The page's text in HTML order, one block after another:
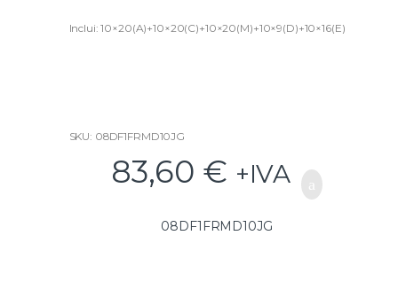
u
Inclui: 10×20(A)+10×20(C)+10×20(M)+10×9(D)+10×16(E)
SKU: 08DF1FRMD10JG
83,60 € +IVA
08DF1FRMD10JG